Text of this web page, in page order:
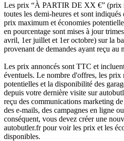
Les prix “À PARTIR DE XX €” (prix
toutes les demi-heures et sont
prix maximum et économies
en pourcentage sont mises à jour
avril, 1er juillet et 1er octobre) sur la
provenant de demandes ayant reçu au
Les prix annoncés sont TTC et
éventuels. Le nombre d'offres, les prix
potentielles et la disponibilité des
depuis votre dernière visite sur
reçu des communications marketing
des e-mails, des campagnes en ligne
conséquent, vous devez créer une
autobutler.fr pour voir les prix et les
disponibles.